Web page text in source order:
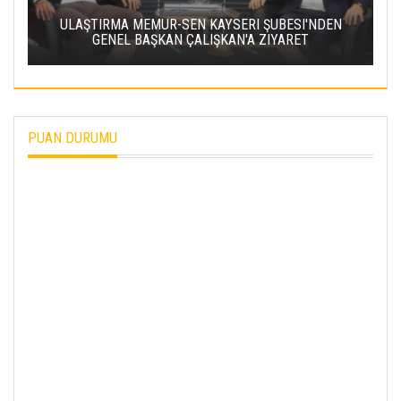
ŞUBESI'NDEN
KAYSERİ ŞEKER'DE OLAĞAN MALİ GENEL
TOPLANTISI YAPILDI
PUAN DURUMU